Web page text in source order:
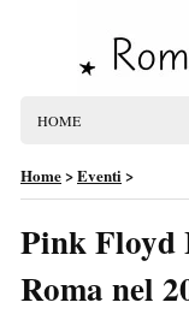
HOME
Home>Eventi>
Pink Floyd
Roma nel